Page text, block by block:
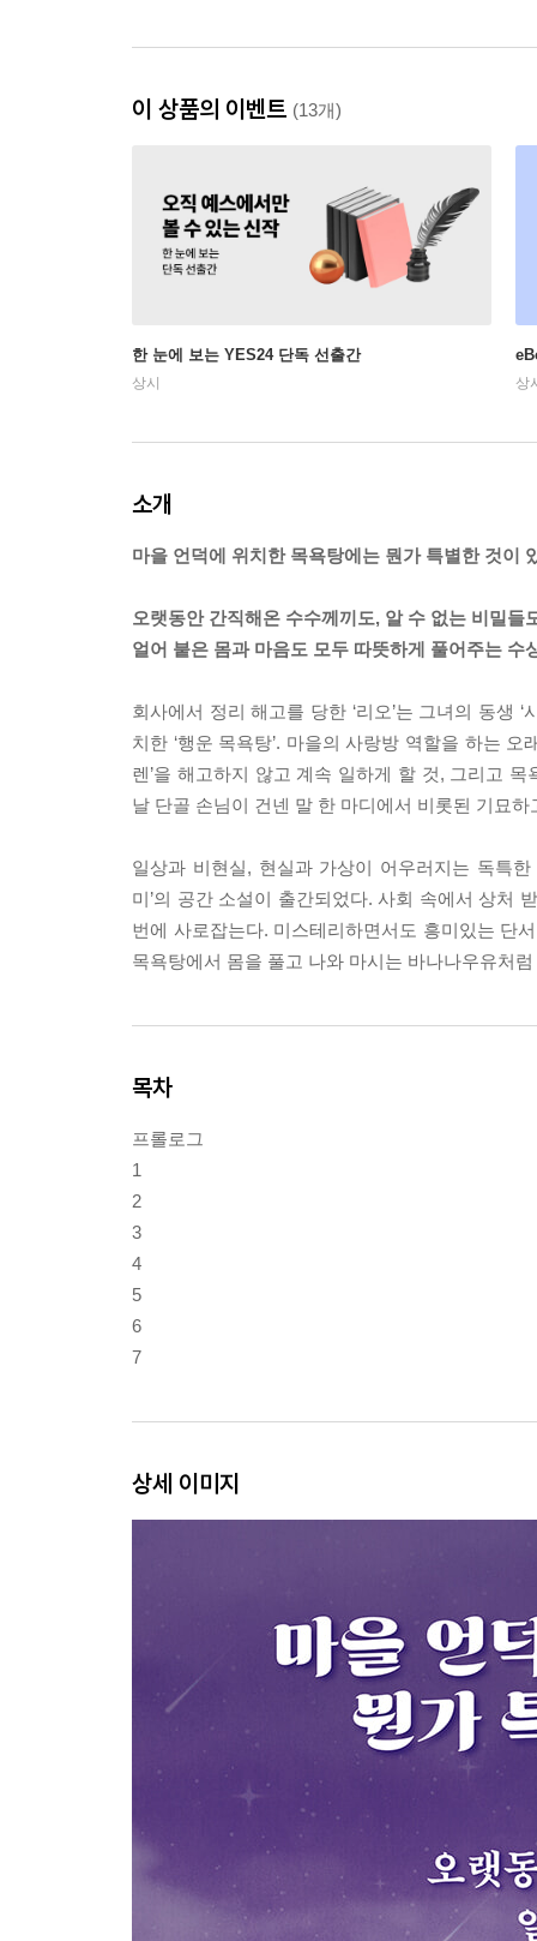
이 상품의 이벤트 (13개)
한 눈에 보는 YES24 단독 선출간
상시 상
소개
마을 언덕에 위치한 목욕탕에는 뭔가 특별한 것이
오랫동안 간직해온 수수께끼도, 알 수 없는 비밀들
얼어 붙은 몸과 마음도 모두 따뜻하게 풀어주는 수
회사에서 정리 해고를 당한 ‘리오’는 그녀의 동생
치한 ‘행운 목욕탕’. 마을의 사랑방 역할을 하는
렌’을 해고하지 않고 계속 일하게 할 것, 그리고
날 단골 손님이 건넨 말 한 마디에서 비롯된 기묘
일상과 비현실, 현실과 가상이 어우러지는 독특
미’의 공간 소설이 출간되었다. 사회 속에서 상처
번에 사로잡는다. 미스테리하면서도 흥미있는 단
목욕탕에서 몸을 풀고 나와 마시는 바나나우유처
목차
프롤로그
1
2
3
4
5
6
7
상세 이미지